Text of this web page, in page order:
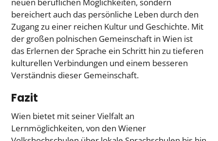
neuen beruflichen Möglichkeiten, sondern
bereichert auch das persönliche Leben durch den
Zugang zu einer reichen Kultur und Geschichte. Mit
der großen polnischen Gemeinschaft in Wien ist
das Erlernen der Sprache ein Schritt hin zu tieferen
kulturellen Verbindungen und einem besseren
Verständnis dieser Gemeinschaft.
Fazit
Wien bietet mit seiner Vielfalt an
Lernmöglichkeiten, von den Wiener